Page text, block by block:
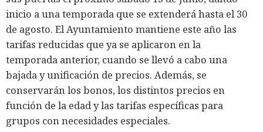
inicio a una temporada que se extenderá hasta el 30
de agosto. El Ayuntamiento mantiene este año las
tarifas reducidas que ya se aplicaron en la
temporada anterior, cuando se llevó a cabo una
bajada y unificación de precios. Además, se
conservarán los bonos, los distintos precios en
función de la edad y las tarifas específicas para
grupos con necesidades especiales.